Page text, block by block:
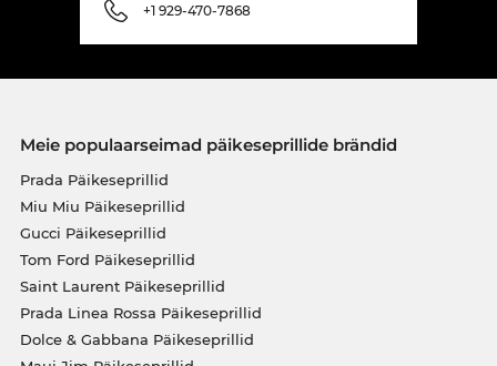
+1 929-470-7868
Meie populaarseimad päikeseprillide brändid
Prada Päikeseprillid
Miu Miu Päikeseprillid
Gucci Päikeseprillid
Tom Ford Päikeseprillid
Saint Laurent Päikeseprillid
Prada Linea Rossa Päikeseprillid
Dolce & Gabbana Päikeseprillid